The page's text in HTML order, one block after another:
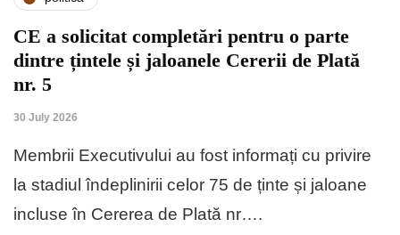
CE a solicitat completări pentru o parte
dintre țintele și jaloanele Cererii de Plată
nr. 5
30 July 2026
Membrii Executivului au fost informați cu privire
la stadiul îndeplinirii celor 75 de ținte și jaloane
incluse în Cererea de Plată nr….